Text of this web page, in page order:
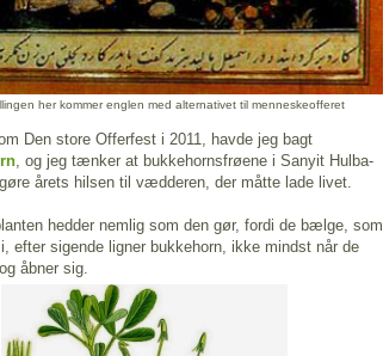
her kommer englen med alternativet til menneskeofferet
Den store Offerfest i 2011, havde jeg bagt
, og jeg tænker at bukkehornsfrøene i Sanyit Hulba-
årets hilsen til vædderen, der måtte lade livet.
hedder nemlig som den gør, fordi de bælge, som
efter sigende ligner bukkehorn, ikke mindst når de
åbner sig.